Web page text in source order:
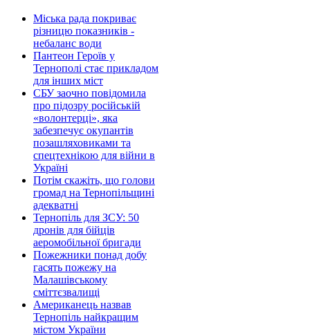
Міська рада покриває
різницю показників -
небаланс води
Пантеон Героїв у
Тернополі стає прикладом
для інших міст
СБУ заочно повідомила
про підозру російській
«волонтерці», яка
забезпечує окупантів
позашляховиками та
спецтехнікою для війни в
Україні
Потім скажіть, що голови
громад на Тернопільщині
адекватні
Тернопіль для ЗСУ: 50
дронів для бійців
аеромобільної бригади
Пожежники понад добу
гасять пожежу на
Малашівському
сміттєзвалищі
Американець назвав
Тернопіль найкращим
містом України